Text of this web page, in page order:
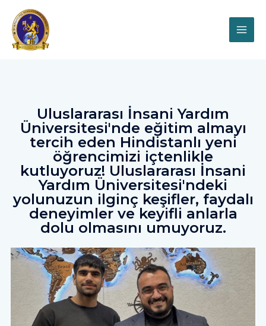
Uluslararası İnsani Yardım
Üniversitesi'nde eğitim almayı
tercih eden Hindistanlı yeni
öğrencimizi içtenlikle
kutluyoruz! Uluslararası İnsani
Yardım Üniversitesi'ndeki
yolunuzun ilginç keşifler, faydalı
deneyimler ve keyifli anlarla
dolu olmasını umuyoruz.